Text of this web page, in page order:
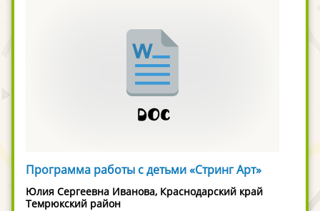
Программа работы с детьми «Стринг Арт»
Юлия Сергеевна Иванова, Краснодарский край
Темрюкский район